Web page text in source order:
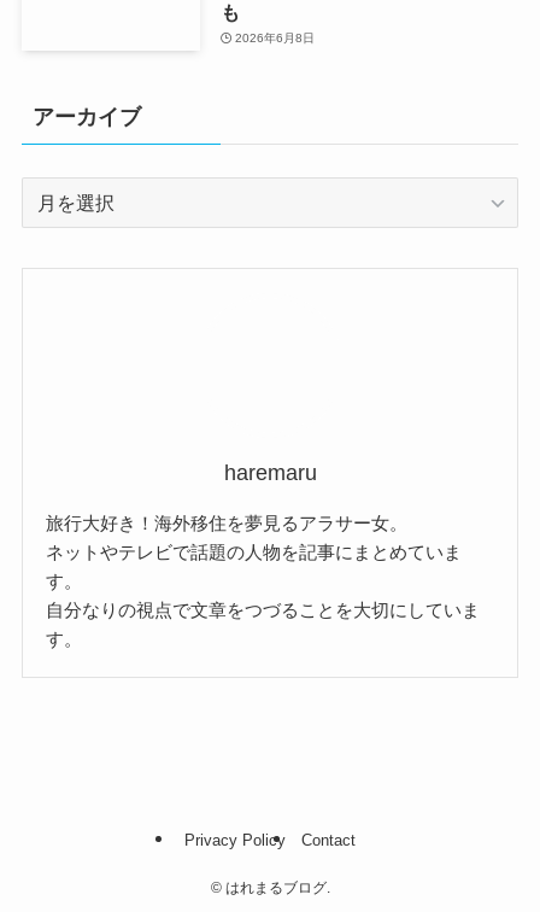
も
2026年6月8日
アーカイブ
haremaru
旅行大好き！海外移住を夢見るアラサー女。
ネットやテレビで話題の人物を記事にまとめていま
す。
自分なりの視点で文章をつづることを大切にしていま
す。
Privacy Policy Contact
©はれまるブログ.